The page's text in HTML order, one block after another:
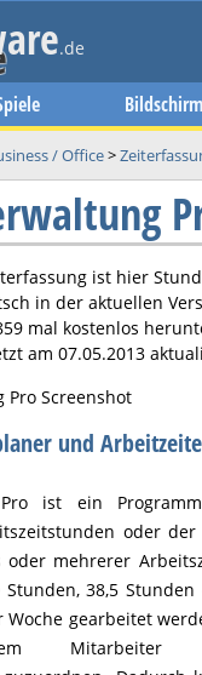
.de
/ Office>
ist hier
in der aktuellen
mal kostenlos
am 07.05.2013
und
Pro ist ein
oder
oder mehrerer
38,5
gearbeitet
Mitarbeiter